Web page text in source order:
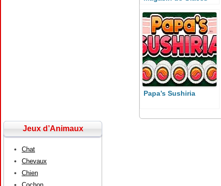
Papa’s Sushiria
Jeux d’Animaux
Chat
Chevaux
Chien